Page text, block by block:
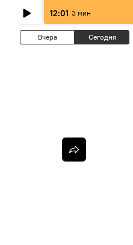
12:01 3 мин
Вчера Сегодня